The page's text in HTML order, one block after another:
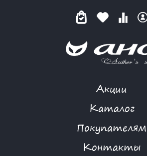
Акции
Каталог
Покупателям
Контакты
ПЛЯЖНЫЕ